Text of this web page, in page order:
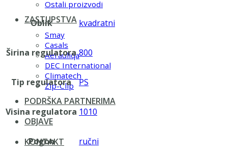
Ostali proizvodi
ZASTUPSTVA
Smay
Casals
Aerauliqa
DEC International
Climatech
Zip-Clip
PODRŠKA PARTNERIMA
OBJAVE
KONTAKT
Oblik kvadratni
Širina regulatora 800
Tip regulatora PS
Visina regulatora 1010
Pogon ručni